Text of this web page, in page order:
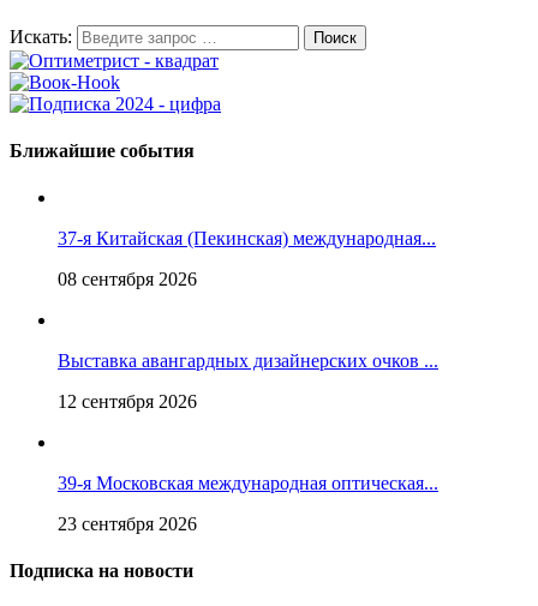
Искать:
Ближайшие события
37-я Китайская (Пекинская) международная...
08 сентября 2026
Выставка авангардных дизайнерских очков ...
12 сентября 2026
39-я Московская международная оптическая...
23 сентября 2026
Подписка на новости